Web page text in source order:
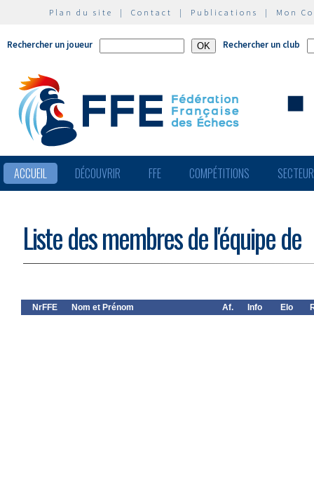
Plan du site | Contact | Publications | Mon
Rechercher un joueur Rechercher un club
ACCUEIL DÉCOUVRIR FFE COMPÉTITIONS
Liste des membres de l'équipe de
NrFFE Nom et Prénom Af. Info Elo